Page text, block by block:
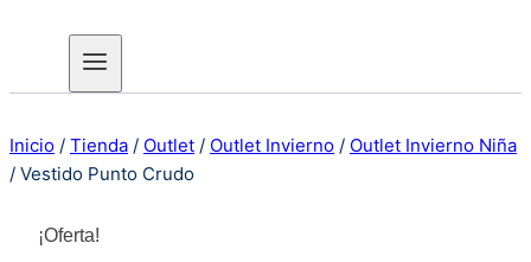
Inicio / Tienda / Outlet / Outlet Invierno / Outlet Invierno Niña
/ Vestido Punto Crudo
¡Oferta!